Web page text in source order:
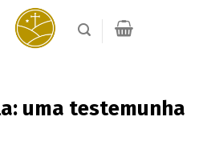
uma testemunha